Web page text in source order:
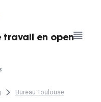
travail en open
Bureau Toulouse